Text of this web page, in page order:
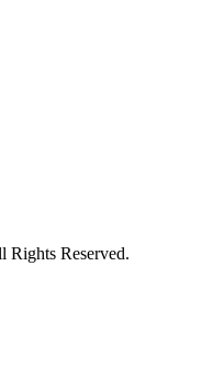
Reserved.